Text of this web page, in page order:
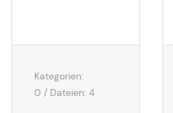
Kategorien:
0 / Dateien: 4